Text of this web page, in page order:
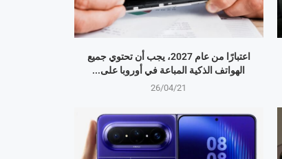
اعتبارًا من عام 2027، يجب أن تحتوي جميع
الهواتف الذكية المباعة في أوروبا على...
26/04/21